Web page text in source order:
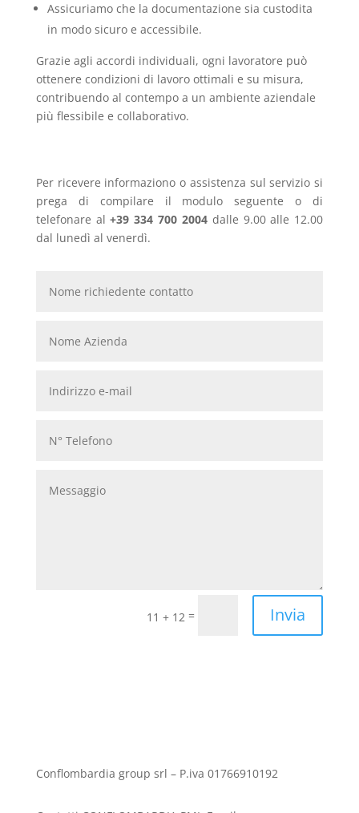
Assicuriamo che la documentazione sia custodita
in modo sicuro e accessibile.
Grazie agli accordi individuali, ogni lavoratore può
ottenere condizioni di lavoro ottimali e su misura,
contribuendo al contempo a un ambiente aziendale
più flessibile e collaborativo.
Per ricevere informaziono o assistenza sul servizio si
prega di compilare il modulo seguente o di
telefonare al+39 334 700 2004dalle 9.00 alle 12.00
dal lunedì al venerdì.
11 + 12 = Invia
Conflombardia group srl – P.iva 01766910192